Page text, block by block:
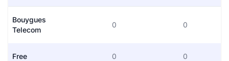
Bouygues
Telecom
0 0
Free 0 0